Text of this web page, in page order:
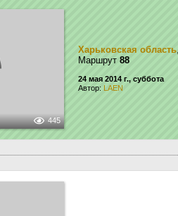
445
Харьковская область
Маршрут 88
24 мая 2014 г., суббота
Автор: LAEN